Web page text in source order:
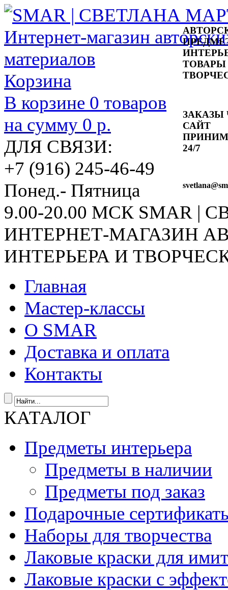
ТОВАРЫ
ЗАКАЗЫ
САЙТ
24/7
svetlana
Корзина
В корзине 0 товаров
на сумму 0 р.
ДЛЯ СВЯЗИ:
+7 (916) 245-46-49
Понед.- Пятница
9.00-20.00 МСК SMAR |
ИНТЕРНЕТ-МАГАЗИН
ИНТЕРЬЕРА И
Главная
Мастер-классы
О SMAR
Доставка и оплата
Контакты
КАТАЛОГ
Предметы интерьера
Предметы в наличии
Предметы под заказ
Подарочные
Наборы для творчества
Лаковые краски для
Лаковые краски с